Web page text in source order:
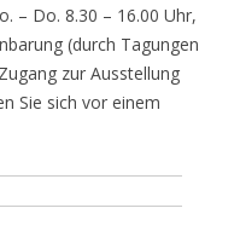
– Do. 8.30 – 16.00 Uhr,
(durch Tagungen
zur Ausstellung
Sie sich vor einem